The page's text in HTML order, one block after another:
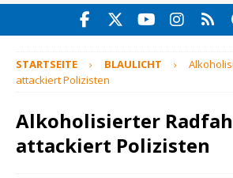
STARTSEITE BLAULICHT
attackiert Polizisten
Alkoholisierter
attackiert Polizisten